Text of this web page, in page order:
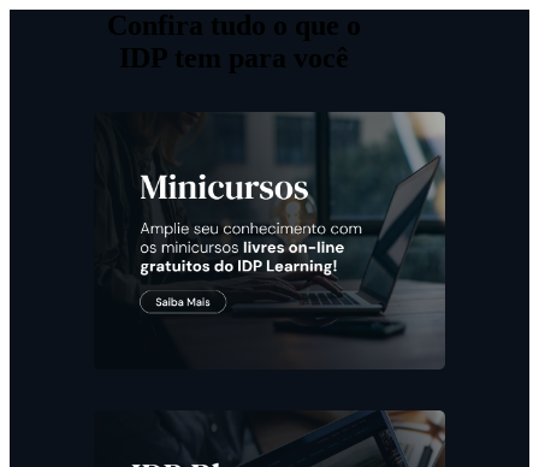
Confira tudo o que o
IDP tem para você